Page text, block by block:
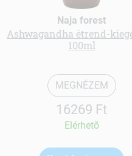
Naja forest
Ashwagandha étrend-
100ml
MEGNÉZEM
16269 Ft
Elérhetõ